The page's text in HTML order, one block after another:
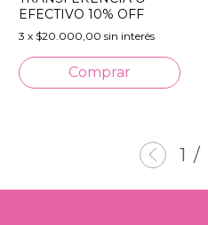
EFECTIVO 10% OFF
3 x $20.000,00 sin interés
Comprar
1 /